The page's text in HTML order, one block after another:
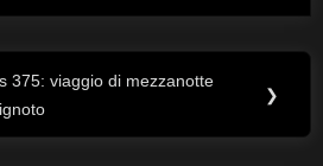
375: viaggio di mezzanotte
❯